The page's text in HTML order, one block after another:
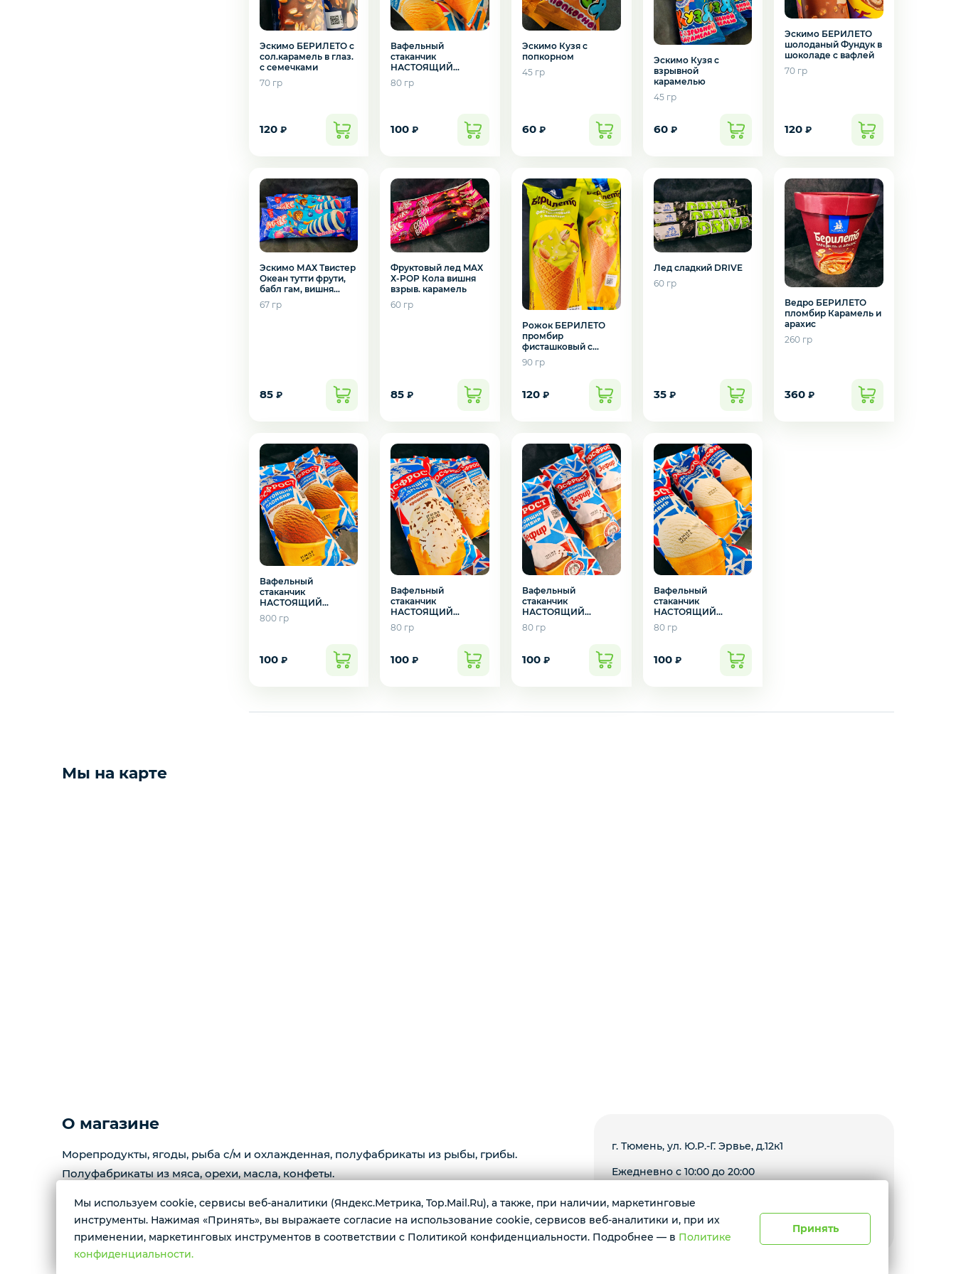
Эскимо БЕРИЛЕТО с
сол.карамель в глаз.
с семечками
70 гр
120 ₽
Вафельный
стаканчик
НАСТОЯЩИЙ
ПЛОМБИР крем-
брюле
80 гр
100 ₽
Эскимо Кузя с
попкорном
45 гр
60 ₽
Эскимо Кузя с
взрывной
карамелью
45 гр
60 ₽
Эскимо БЕРИЛЕТО
шолоданый Фундук в
шоколаде с вафлей
70 гр
120 ₽
Эскимо МАХ Твистер
Океан тутти фрути,
бабл гам, вишня
десерт
67 гр
85 ₽
Фруктовый лед MAX
Х-POP Кола вишня
взрыв. карамель
60 гр
85 ₽
Рожок БЕРИЛЕТО
промбир
фисташковый с
миндалем
90 гр
120 ₽
Лед сладкий DRIVE
60 гр
35 ₽
Ведро БЕРИЛЕТО
пломбир Карамель и
арахис
260 гр
360 ₽
Вафельный
стаканчик
НАСТОЯЩИЙ
ПЛОМБИР
шоколадный
800 гр
100 ₽
Вафельный
стаканчик
НАСТОЯЩИЙ
ПЛОМБИР
шок.крошка
80 гр
100 ₽
Вафельный
стаканчик
НАСТОЯЩИЙ
ПЛОМБИР Зефир
80 гр
100 ₽
Вафельный
стаканчик
НАСТОЯЩИЙ
ПЛОМБИР ваниль
80 гр
100 ₽
Мы на карте
О магазине
Морепродукты, ягоды, рыба с/м и охлажденная, полуфабрикаты из рыбы, грибы.
Полуфабрикаты из мяса, орехи, масла, конфеты.
Контактные номера тел.:
+79088676676 Мария
г. Тюмень, ул. Ю.Р.-Г. Эрвье, д.12к1
Ежедневно с 10:00 до 20:00
Мы используем cookie, сервисы веб-аналитики (Яндекс.Метрика, Top.Mail.Ru), а также, при наличии, маркетинговые
инструменты. Нажимая «Принять», вы выражаете согласие на использование cookie, сервисов веб-аналитики и, при их
применении, маркетинговых инструментов в соответствии с Политикой конфиденциальности. Подробнее — в Политике
конфиденциальности.
Принять
Желаете подозвать сотрудника
Нет